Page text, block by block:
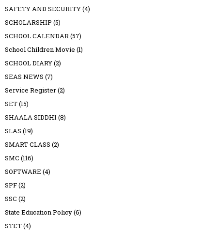
SAFETY AND SECURITY(4)
SCHOLARSHIP (5)
SCHOOL CALENDAR(57)
School Children Movie (1)
SCHOOL DIARY(2)
SEAS NEWS (7)
Service Register(2)
SET(15)
SHAALA SIDDHI (8)
SLAS (19)
SMART CLASS (2)
SMC (116)
SOFTWARE (4)
SPF(2)
SSC (2)
State Education Policy(6)
STET(4)